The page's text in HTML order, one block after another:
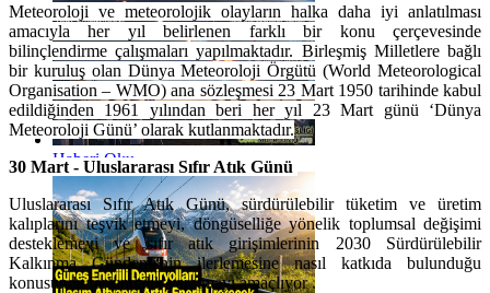
Haberi Oku
Meteoroloji ve meteorolojik olayların halka daha iyi anlatılması
amacıyla her yıl belirlenen farklı bir konu çerçevesinde
bilinçlendirme çalışmaları yapılmaktadır. Birleşmiş Milletlere bağlı
bir kuruluş olan Dünya Meteoroloji Örgütü (World Meteorological
Organisation – WMO) ana sözleşmesi 23 Mart 1950 tarihinde kabul
edildiğinden 1961 yılından beri her yıl 23 Mart günü ‘Dünya
Meteoroloji Günü’ olarak kutlanmaktadır.
30 Mart - Uluslararası Sıfır Atık Günü
Uluslararası Sıfır Atık Günü, sürdürülebilir tüketim ve üretim
kalıplarını teşvik etmeyi, döngüselliğe yönelik toplumsal değişimi
desteklemeyi ve sıfır atık girişimlerinin 2030 Sürdürülebilir
Kalkınma Gündemi'nin ilerlemesine nasıl katkıda bulunduğu
konusunda farkındalık yaratmayı amaçlıyor .